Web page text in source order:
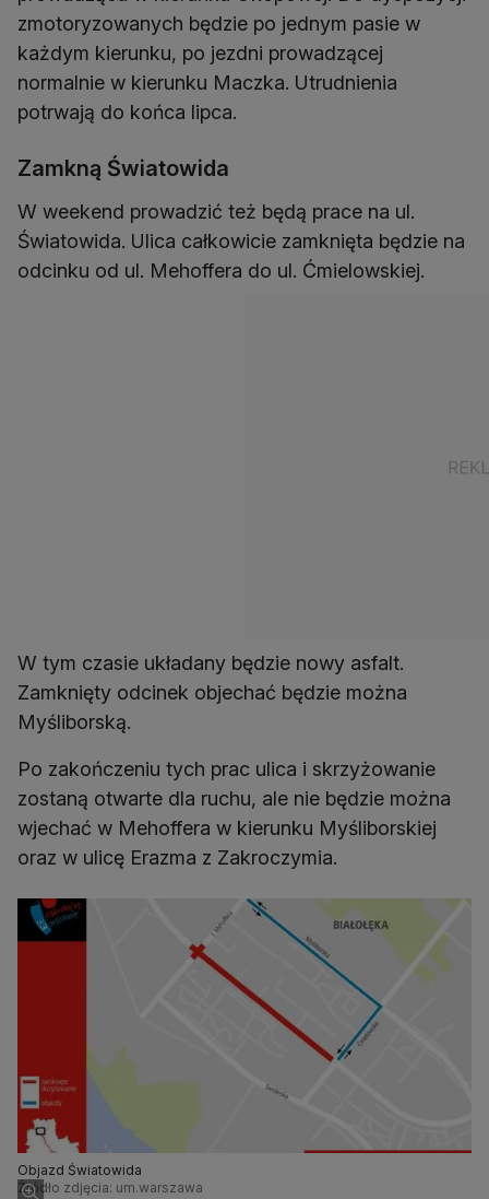
zmotoryzowanych będzie po jednym pasie w
każdym kierunku, po jezdni prowadzącej
normalnie w kierunku Maczka. Utrudnienia
potrwają do końca lipca.
Zamkną Światowida
W weekend prowadzić też będą prace na ul.
Światowida. Ulica całkowicie zamknięta będzie na
odcinku od ul. Mehoffera do ul. Ćmielowskiej.
W tym czasie układany będzie nowy asfalt.
Zamknięty odcinek objechać będzie można
Myśliborską.
Po zakończeniu tych prac ulica i skrzyżowanie
zostaną otwarte dla ruchu, ale nie będzie można
wjechać w Mehoffera w kierunku Myśliborskiej
oraz w ulicę Erazma z Zakroczymia.
Objazd Światowida
Źródło zdjęcia: um.warszawa